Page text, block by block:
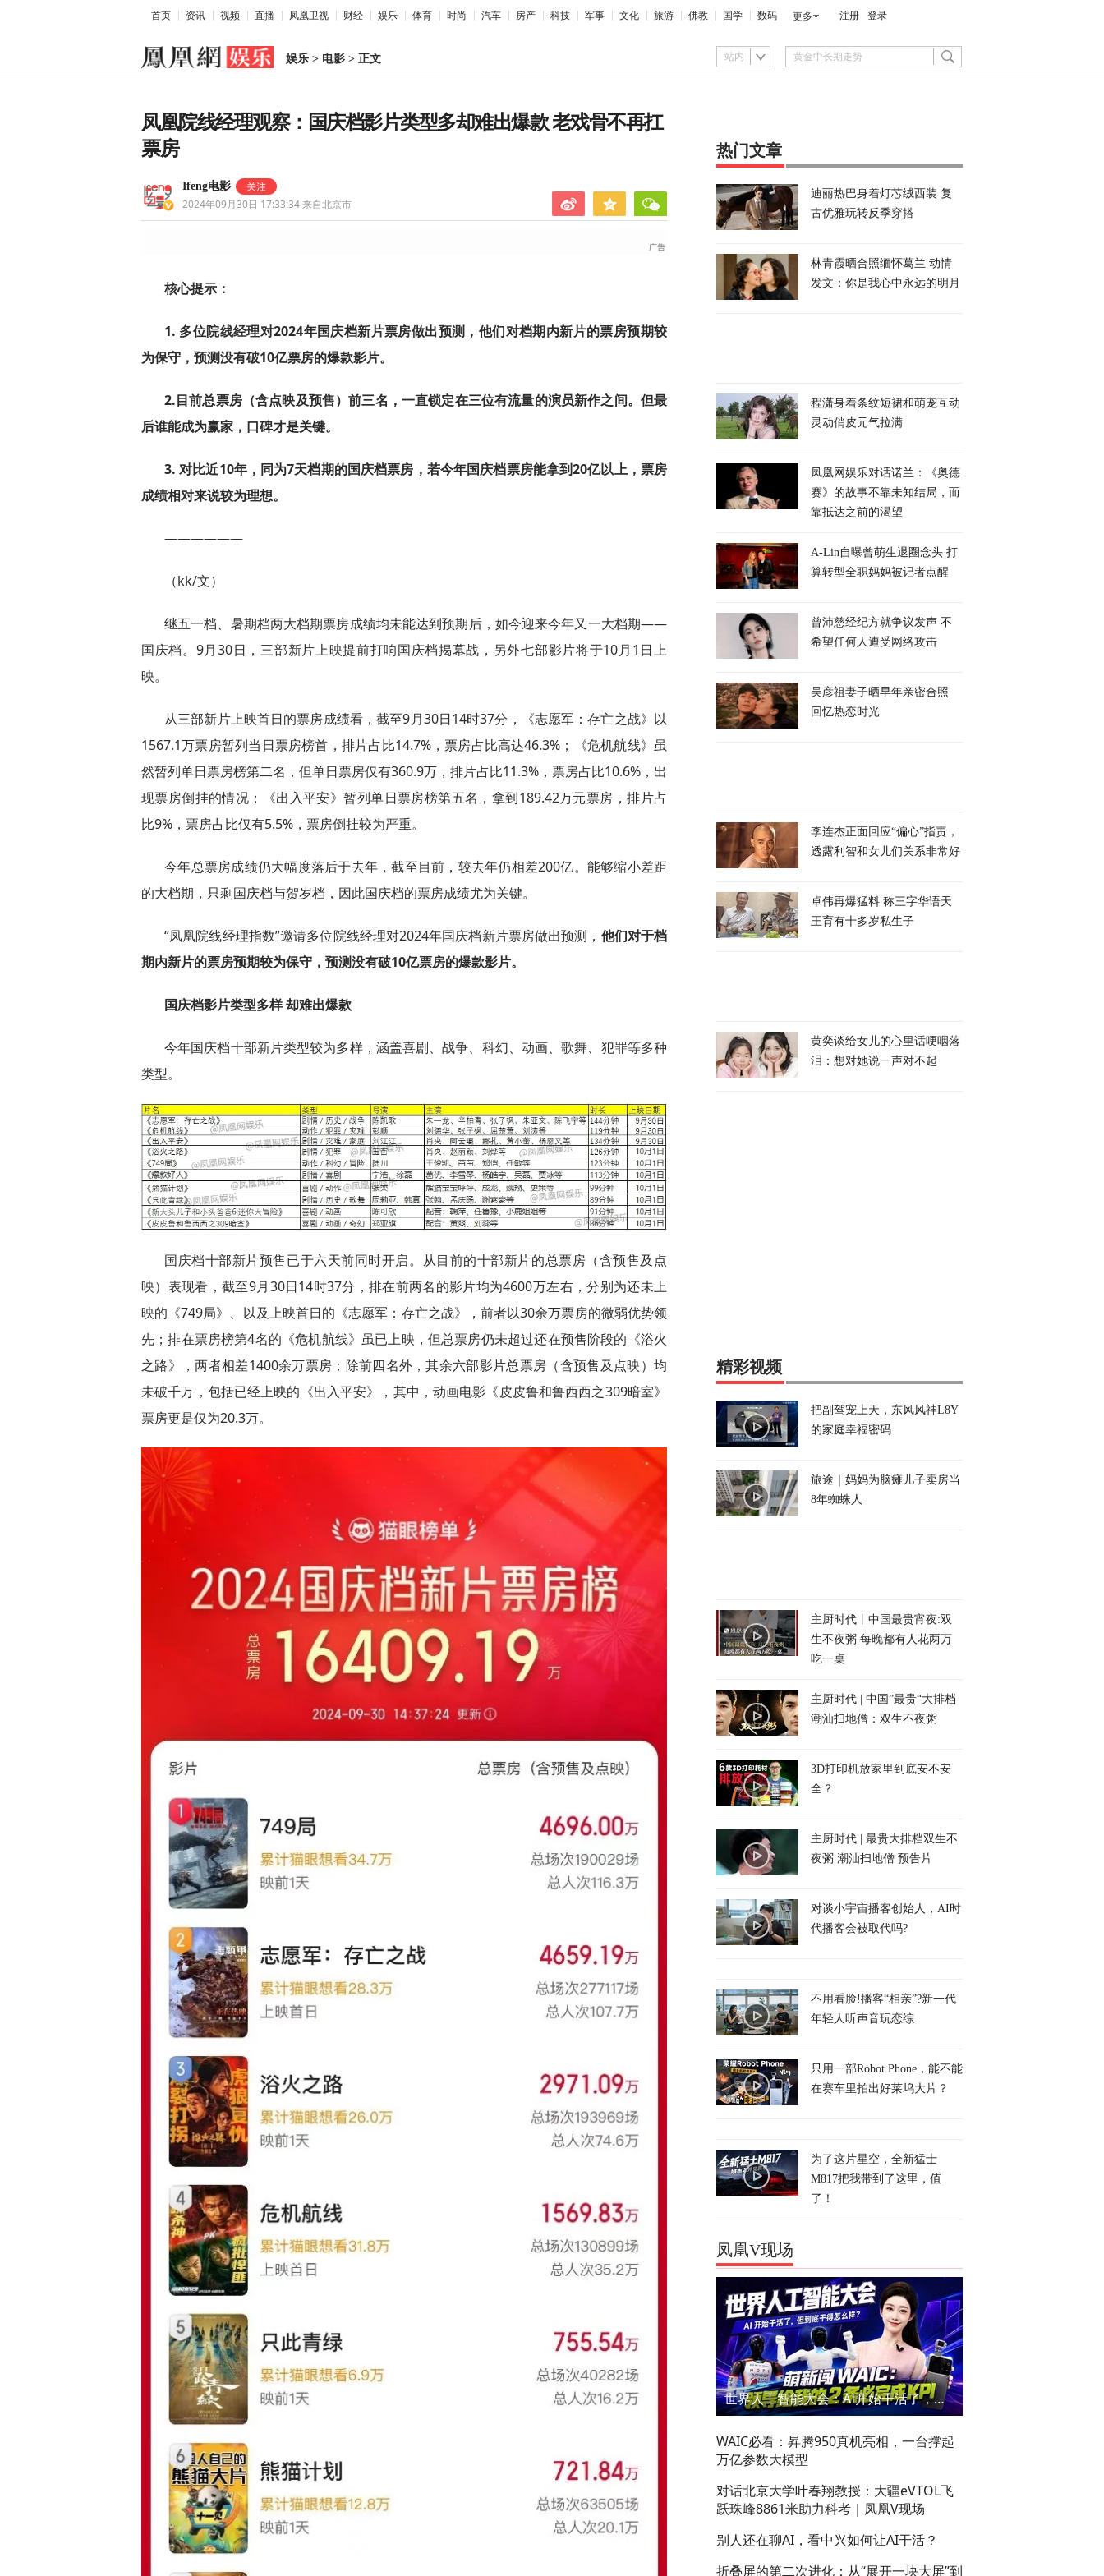
首页 资讯 视频 直播 凤凰卫视 财经 娱乐 体育 时尚 汽车 房产 科技 军事 文化 旅游 佛教 国学 数码 更多 注册 登录
娱乐 > 电影 > 正文 站内
凤凰院线经理观察：国庆档影片类型多却难出爆款 老戏骨不再扛
票房
Ifeng电影
2024年09月30日 17:33:34来自北京市
核心提示：
1. 多位院线经理对2024年国庆档新片票房做出预测，他们对档期内新片的票房预期较
为保守，预测没有破10亿票房的爆款影片。
2.目前总票房（含点映及预售）前三名，一直锁定在三位有流量的演员新作之间。但最
后谁能成为赢家，口碑才是关键。
3. 对比近10年，同为7天档期的国庆档票房，若今年国庆档票房能拿到20亿以上，票房
成绩相对来说较为理想。
——————
（kk/文）
继五一档、暑期档两大档期票房成绩均未能达到预期后，如今迎来今年又一大档期——
国庆档。9月30日，三部新片上映提前打响国庆档揭幕战，另外七部影片将于10月1日上
映。
从三部新片上映首日的票房成绩看，截至9月30日14时37分，《志愿军：存亡之战》以
1567.1万票房暂列当日票房榜首，排片占比14.7%，票房占比高达46.3%；《危机航线》虽
然暂列单日票房榜第二名，但单日票房仅有360.9万，排片占比11.3%，票房占比10.6%，出
现票房倒挂的情况；《出入平安》暂列单日票房榜第五名，拿到189.42万元票房，排片占
比9%，票房占比仅有5.5%，票房倒挂较为严重。
今年总票房成绩仍大幅度落后于去年，截至目前，较去年仍相差200亿。能够缩小差距
的大档期，只剩国庆档与贺岁档，因此国庆档的票房成绩尤为关键。
“凤凰院线经理指数”邀请多位院线经理对2024年国庆档新片票房做出预测， 他们对于档
期内新片的票房预期较为保守，预测没有破10亿票房的爆款影片。
国庆档影片类型多样 却难出爆款
今年国庆档十部新片类型较为多样，涵盖喜剧、战争、科幻、动画、歌舞、犯罪等多种
类型。
国庆档十部新片预售已于六天前同时开启。从目前的十部新片的总票房（含预售及点
映）表现看，截至9月30日14时37分，排在前两名的影片均为4600万左右，分别为还未上
映的《749局》、以及上映首日的《志愿军：存亡之战》，前者以30余万票房的微弱优势领
先；排在票房榜第4名的《危机航线》虽已上映，但总票房仍未超过还在预售阶段的《浴火
之路》，两者相差1400余万票房；除前四名外，其余六部影片总票房（含预售及点映）均
未破千万，包括已经上映的《出入平安》，其中，动画电影《皮皮鲁和鲁西西之309暗室》
票房更是仅为20.3万。
热门文章
迪丽热巴身着灯芯绒西装 复
古优雅玩转反季穿搭
林青霞晒合照缅怀葛兰 动情
发文：你是我心中永远的明月
程潇身着条纹短裙和萌宠互动
灵动俏皮元气拉满
凤凰网娱乐对话诺兰：《奥德
赛》的故事不靠未知结局，而
靠抵达之前的渴望
A-Lin自曝曾萌生退圈念头 打
算转型全职妈妈被记者点醒
曾沛慈经纪方就争议发声 不
希望任何人遭受网络攻击
吴彦祖妻子晒早年亲密合照
回忆热恋时光
李连杰正面回应“偏心”指责，
透露利智和女儿们关系非常好
卓伟再爆猛料 称三字华语天
王育有十多岁私生子
黄奕谈给女儿的心里话哽咽落
泪：想对她说一声对不起
精彩视频
把副驾宠上天，东风风神L8Y
的家庭幸福密码
旅途｜妈妈为脑瘫儿子卖房当
8年蜘蛛人
主厨时代丨中国最贵宵夜:双
生不夜粥 每晚都有人花两万
吃一桌
主厨时代 | 中国”最贵“大排档
潮汕扫地僧：双生不夜粥
3D打印机放家里到底安不安
全？
主厨时代 | 最贵大排档双生不
夜粥 潮汕扫地僧 预告片
对谈小宇宙播客创始人，AI时
代播客会被取代吗?
不用看脸!播客“相亲”?新一代
年轻人听声音玩恋综
只用一部Robot Phone，能不能
在赛车里拍出好莱坞大片？
为了这片星空，全新猛士
M817把我带到了这里，值
了！
凤凰V现场
世界人工智能大会：AI开始干活了，但到底干的怎么样？萌新闯WAIC
WAIC必看：昇腾950真机亮相，一台撑起
万亿参数大模型
对话北京大学叶春翔教授：大疆eVTOL飞
跃珠峰8861米助力科考｜凤凰V现场
别人还在聊AI，看中兴如何让AI干活？
折叠屏的第二次进化：从“展开一块大屏”到